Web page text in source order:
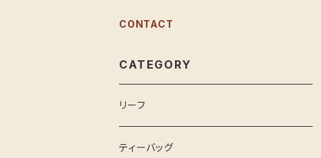
CONTACT
CATEGORY
リーフ
ティーバッグ